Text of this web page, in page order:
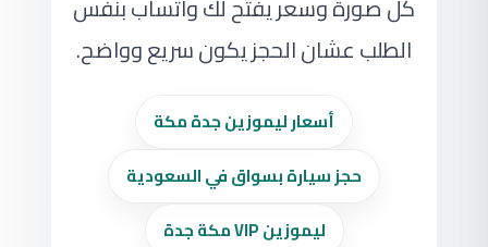
كل صورة وسعر يفتح لك واتساب بنفس
الطلب عشان الحجز يكون سريع وواضح.
أسعار ليموزين جدة مكة
حجز سيارة بسواق في السعودية
ليموزين VIP مكة جدة